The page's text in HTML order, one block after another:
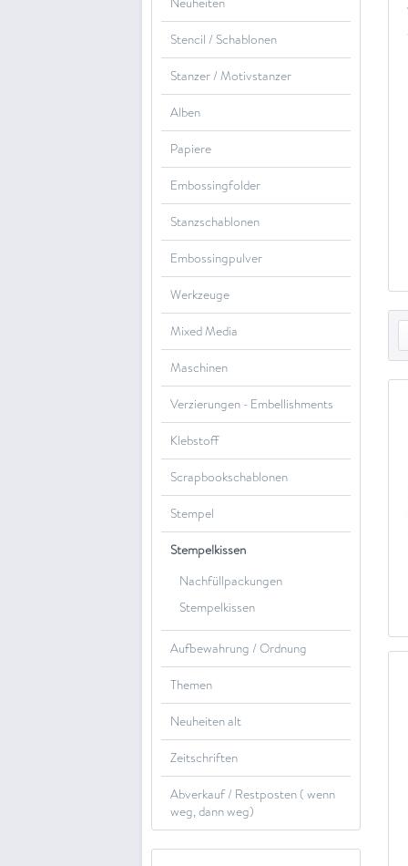
Stencil / Schablonen
Stanzer / Motivstanzer
Alben
Papiere
Embossingfolder
Stanzschablonen
Embossingpulver
Werkzeuge
Mixed Media
Maschinen
Verzierungen - Embellishments
Klebstoff
Scrapbookschablonen
Stempel
Stempelkissen
Nachfüllpackungen
Stempelkissen
Aufbewahrung / Ordnung
Themen
Neuheiten alt
Zeitschriften
Abverkauf / Restposten ( wenn
weg, dann weg)